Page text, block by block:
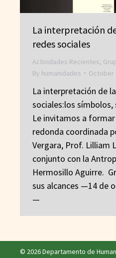
La interpretación
redes sociales
Actividades Recientes,
By humanidades October
La interpretación de
sociales:los
Le invitamos a
redonda coordinada
Vergara, Prof. Lilliam
conjunto con la
Hermosillo Aguirre.
sus alcances —14 de
—
© 2026 Departamento de